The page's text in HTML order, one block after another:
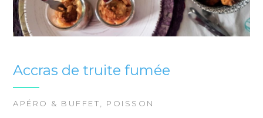
Accras de truite fumée
APÉRO & BUFFET, POISSON